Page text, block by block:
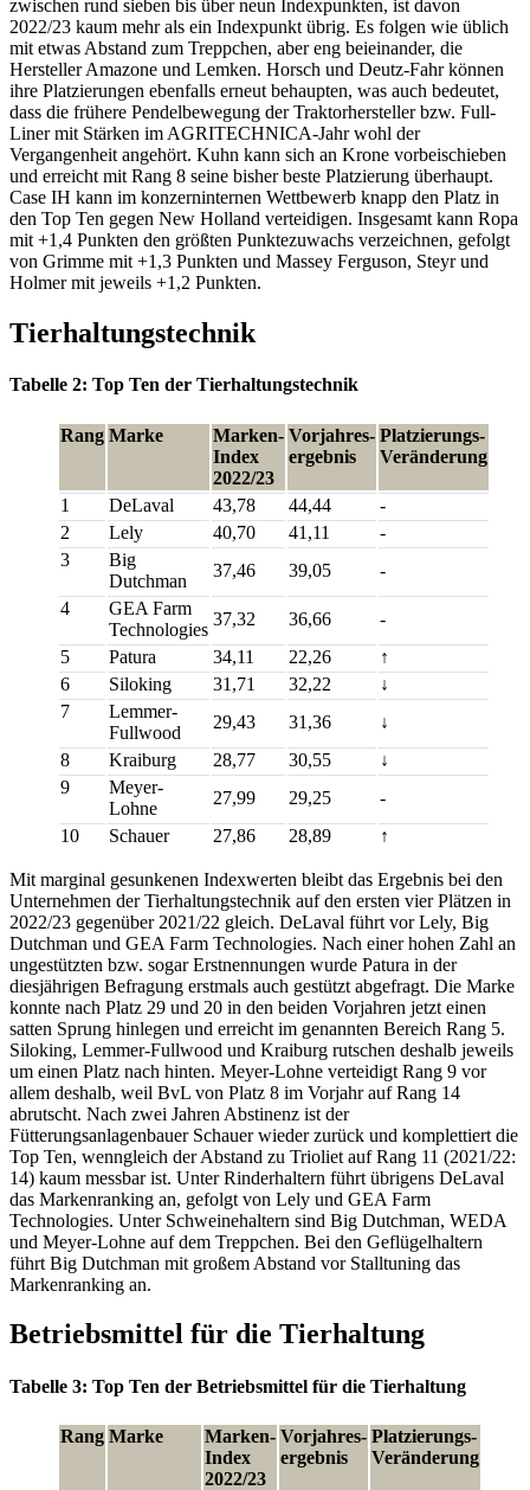
zwischen rund sieben bis über neun Indexpunkten, ist davon
2022/23 kaum mehr als ein Indexpunkt übrig. Es folgen wie üblich
mit etwas Abstand zum Treppchen, aber eng beieinander, die
Hersteller Amazone und Lemken. Horsch und Deutz-Fahr können
ihre Platzierungen ebenfalls erneut behaupten, was auch bedeutet,
dass die frühere Pendelbewegung der Traktorhersteller bzw. Full-
Liner mit Stärken im AGRITECHNICA-Jahr wohl der
Vergangenheit angehört. Kuhn kann sich an Krone vorbeischieben
und erreicht mit Rang 8 seine bisher beste Platzierung überhaupt.
Case IH kann im konzerninternen Wettbewerb knapp den Platz in
den Top Ten gegen New Holland verteidigen. Insgesamt kann Ropa
mit +1,4 Punkten den größten Punktezuwachs verzeichnen, gefolgt
von Grimme mit +1,3 Punkten und Massey Ferguson, Steyr und
Holmer mit jeweils +1,2 Punkten.
Tierhaltungstechnik
Tabelle 2: Top Ten der Tierhaltungstechnik
Rang Marke
Marken-
Index
2022/23
Vorjahres-
ergebnis
Platzierungs-
Veränderung
1 DeLaval 43,78 44,44
-
2
Lely 40,70 41,11
-
3
Big
Dutchman
37,46 39,05
-
4
GEA Farm
Technologies
37,32 36,66
-
5
Patura 34,11 22,26
↑
6
Siloking 31,71 32,22
↓
7
Lemmer-
Fullwood
29,43 31,36
↓
8
Kraiburg 28,77 30,55
↓
9
Meyer-
Lohne
27,99 29,25
-
10
Schauer 27,86 28,89 ↑
Mit marginal gesunkenen Indexwerten bleibt das Ergebnis bei den
Unternehmen der Tierhaltungstechnik auf den ersten vier Plätzen in
2022/23 gegenüber 2021/22 gleich. DeLaval führt vor Lely, Big
Dutchman und GEA Farm Technologies. Nach einer hohen Zahl an
ungestützten bzw. sogar Erstnennungen wurde Patura in der
diesjährigen Befragung erstmals auch gestützt abgefragt. Die Marke
konnte nach Platz 29 und 20 in den beiden Vorjahren jetzt einen
satten Sprung hinlegen und erreicht im genannten Bereich Rang 5.
Siloking, Lemmer-Fullwood und Kraiburg rutschen deshalb jeweils
um einen Platz nach hinten. Meyer-Lohne verteidigt Rang 9 vor
allem deshalb, weil BvL von Platz 8 im Vorjahr auf Rang 14
abrutscht. Nach zwei Jahren Abstinenz ist der
Fütterungsanlagenbauer Schauer wieder zurück und komplettiert die
Top Ten, wenngleich der Abstand zu Trioliet auf Rang 11 (2021/22:
14) kaum messbar ist. Unter Rinderhaltern führt übrigens DeLaval
das Markenranking an, gefolgt von Lely und GEA Farm
Technologies. Unter Schweinehaltern sind Big Dutchman, WEDA
und Meyer-Lohne auf dem Treppchen. Bei den Geflügelhaltern
führt Big Dutchman mit großem Abstand vor Stalltuning das
Markenranking an.
Betriebsmittel für die Tierhaltung
Tabelle 3: Top Ten der Betriebsmittel für die Tierhaltung
Rang Marke
Marken-
Index
2022/23
Vorjahres-
ergebnis
Platzierungs-
Veränderung